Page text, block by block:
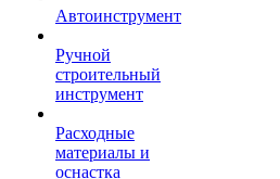
Автоинструмент
Ручной
строительный
инструмент
Расходные
материалы и
оснастка